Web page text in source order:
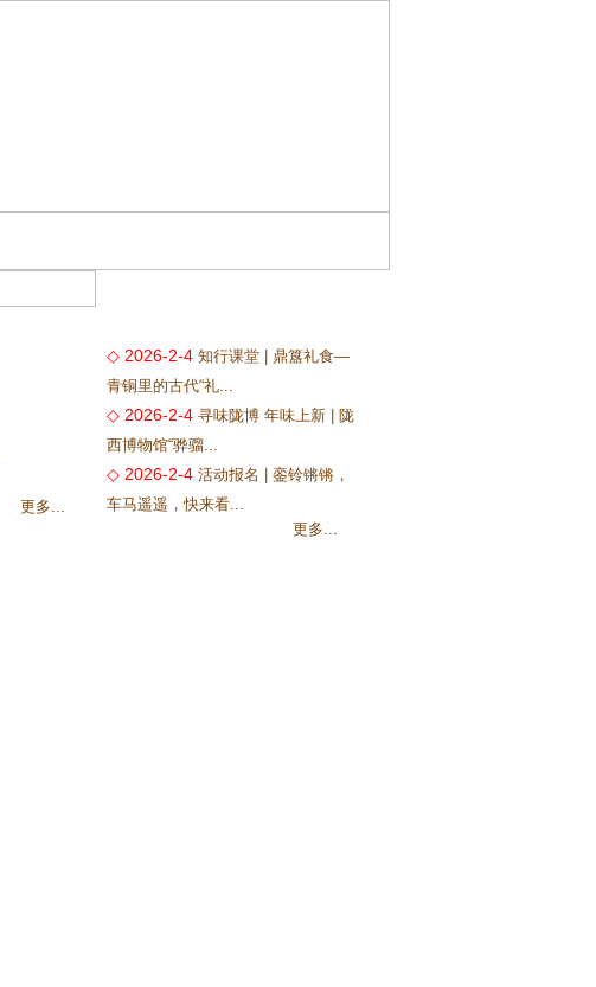
更多...
◇ 2026-2-4 知行课堂 | 鼎簋礼食—
青铜里的古代“礼...
◇ 2026-2-4 寻味陇博 年味上新 | 陇
西博物馆“骅骝...
◇ 2026-2-4 活动报名 | 銮铃锵锵，
车马遥遥，快来看...
更多...